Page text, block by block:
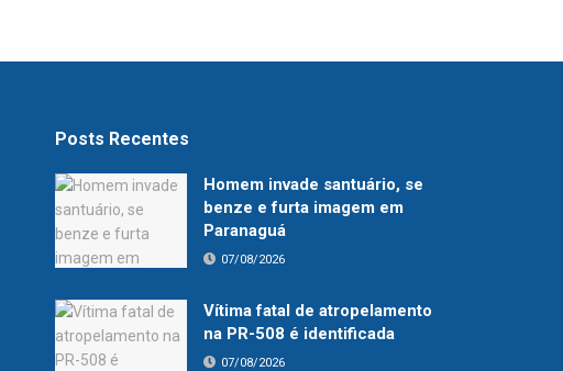
Posts Recentes
Homem invade santuário, se
benze e furta imagem em
Paranaguá
07/08/2026
Vítima fatal de atropelamento
na PR-508 é identificada
07/08/2026